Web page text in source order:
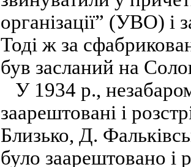
організації” (УВО) і
Тоді ж за
був засланий на
У 1934 p.,
заарештовані і
Близько, Д.
було заарештовано і